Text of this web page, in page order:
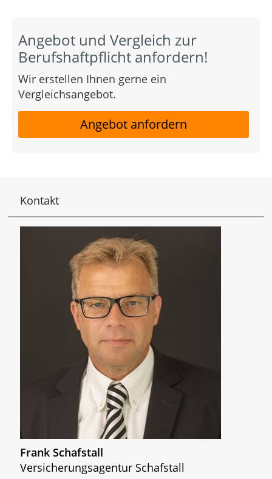
Angebot und Vergleich zur
Berufshaftpflicht anfordern!
Wir erstellen Ihnen gerne ein
Vergleichsangebot.
Angebot anfordern
Kontakt
Frank Schafstall
Versicherungsagentur Schafstall